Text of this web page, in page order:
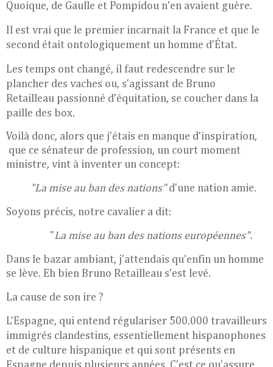
Quoique, de Gaulle et Pompidou n'en avaient guère.
Il est vrai que le premier incarnait la France et que le
second était ontologiquement un homme d'État.
Les temps ont changé, il faut redescendre sur le
plancher des vaches ou, s'agissant de Bruno
Retailleau passionné d'équitation, se coucher dans la
paille des box.
Voilà donc, alors que j'étais en manque d'inspiration,
que ce sénateur de profession, un court moment
ministre, vint à inventer un concept:
"La mise au ban des nations"d'une nation amie.
Soyons précis, notre cavalier a dit:
"La mise au ban des nations européennes".
Dans le bazar ambiant, j'attendais qu'enfin un homme
se lève. Eh bien Bruno Retailleau s'est levé.
La cause de son ire ?
L'Espagne, qui entend régulariser 500.000 travailleurs
immigrés clandestins, essentiellement hispanophones
et de culture hispanique et qui sont présents en